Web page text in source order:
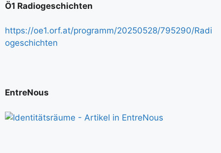
Ö1 Radiogeschichten
https://oe1.orf.at/programm/20250528/795290/Radi
ogeschichten
EntreNous